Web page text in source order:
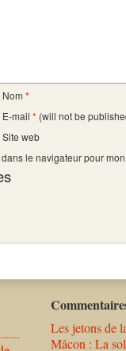
Nom *
E-mail * (will not be
Site web
le navigateur pour
Les jetons de
Mâcon : La